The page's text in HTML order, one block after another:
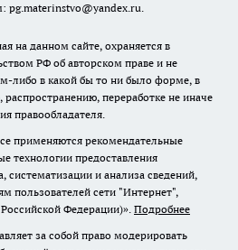
pg.materinstvo@yandex.ru.
на данном сайте, охраняется в
РФ об авторском праве и не
либо в какой бы то ни было форме, в
переработке не иначе
правообладателя.
применяются рекомендательные
технологии предоставления
систематизации и анализа сведений,
пользователей сети "Интернет",
Федерации)». Подробнее
за собой право модерировать